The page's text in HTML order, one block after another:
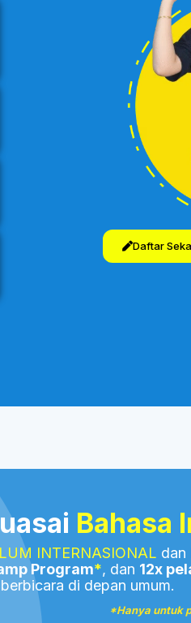
Daftar
Bahasa
INTERNASIONAL dan
Program*, dan 12x
di depan umum.
*Hanya untuk